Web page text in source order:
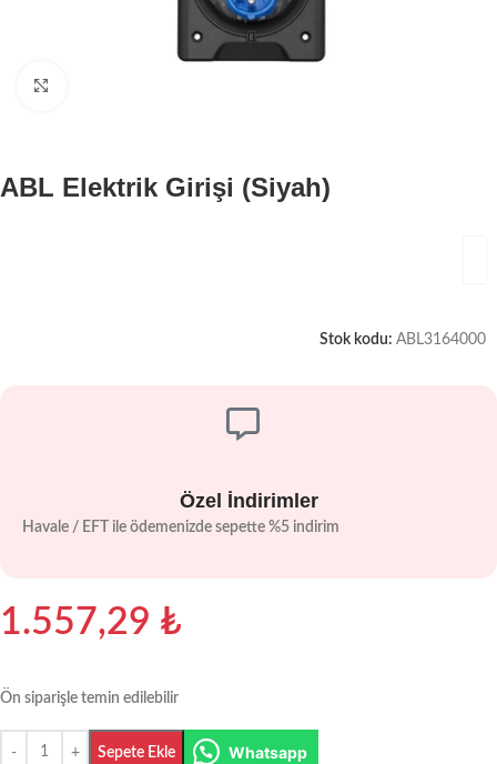
ABL Elektrik Girişi (Siyah)
Stok kodu: ABL3164000
Özel İndirimler
Havale / EFT ile ödemenizde sepette %5 indirim
1.557,29 ₺
Ön siparişle temin edilebilir
Sepete Ekle Whatsapp